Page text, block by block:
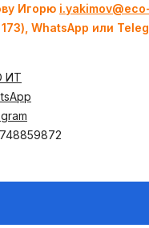
Игорю
WhatsApp или
ИТ